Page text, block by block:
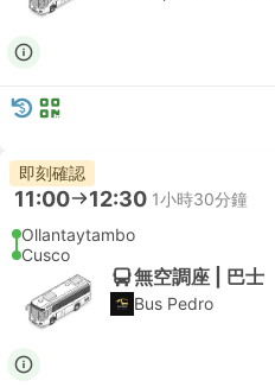
即刻確認
11:00 12:30 1小時30分鐘
Ollantaytambo
Cusco
無空調座 | 巴士
Bus Pedro